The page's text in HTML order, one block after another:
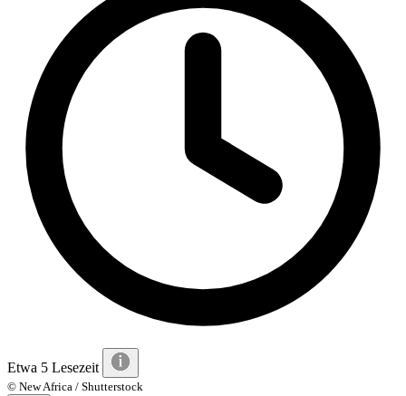
Etwa 5 Lesezeit
© New Africa / Shutterstock